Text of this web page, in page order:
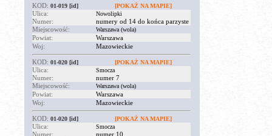
KOD: 01-019 [id] [POKAŻ NA MAPIE]
Ulica: Nowolipki
Numer:
numery od 14 do końca parzyste
Miejscowość:
Warszawa (wola)
Powiat:
Warszawa
Woj:
Mazowieckie
KOD: 01-020 [id] [POKAŻ NA MAPIE]
Ulica: Smocza
Numer:
numer 7
Miejscowość:
Warszawa (wola)
Powiat:
Warszawa
Woj:
Mazowieckie
KOD: 01-020 [id] [POKAŻ NA MAPIE]
Ulica: Smocza
Numer:
numer 10